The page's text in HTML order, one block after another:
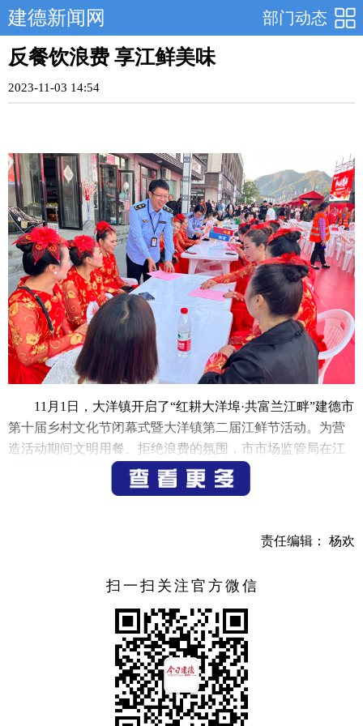
部门动态
建德新闻网
反餐饮浪费 享江鲜美味
2023-11-03 14:54
11月1日，大洋镇开启了“红耕大洋埠·共富兰江畔”建德市
第十届乡村文化节闭幕式暨大洋镇第二届江鲜节活动。为营
造活动期间文明用餐、拒绝浪费的氛围，市市场监管局在江
鲜节开展了“反餐饮浪费”宣传活动。
大家拒绝“剩宴”，在江鲜节活动中践行“拒绝浪费”的传统美
围。夜幕降临，工作人员又拉起“饭菜不浪费 文明用餐好”的
宣传横幅，向现场餐饮单位普及《中华人民共和国反食品浪
费法》，引导餐饮服务单位增强守法意识，树立节约理念，
切实落实商家主体责任。
市市场监管局将“反餐饮浪费”宣传活动与江鲜节结合，
在保障活动顺利开展的同时，也提高了大洋镇商户、参加活
责任编辑： 杨欢
扫一扫关注官方微信